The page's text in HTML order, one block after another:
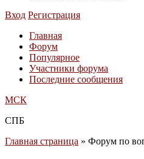
Вход Регистрация
Главная
Форум
Популярное
Участники форума
Последние сообщения
МСК
СПБ
Главная страница » Форум по